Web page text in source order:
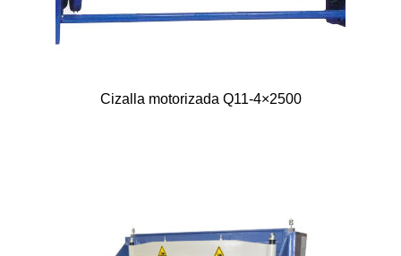
Cizalla motorizada Q11-4×2500